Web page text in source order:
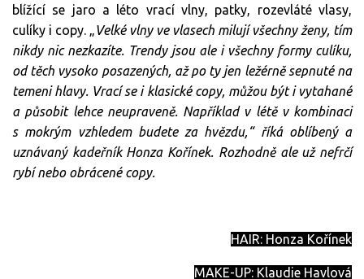
blížící se jaro a léto vrací vlny, patky, rozevláté vlasy,
culíky i copy. „Velké vlny ve vlasech milují všechny ženy, tím
nikdy nic nezkazíte. Trendy jsou ale i všechny formy culíku,
od těch vysoko posazených, až po ty jen ležérně sepnuté na
temeni hlavy. Vrací se i klasické copy, můžou být i vytahané
a působit lehce neupraveně. Například v létě v kombinaci
s mokrým vzhledem budete za hvězdu,“ říká oblíbený a
uznávaný kadeřník Honza Kořínek. Rozhodně ale už nefrčí
rybí nebo obrácené copy.
HAIR: Honza Kořínek
MAKE-UP: Klaudie Havlová